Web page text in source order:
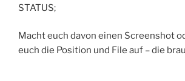
STATUS;
Macht euch davon einen Screenshot
euch die Position und File auf – die